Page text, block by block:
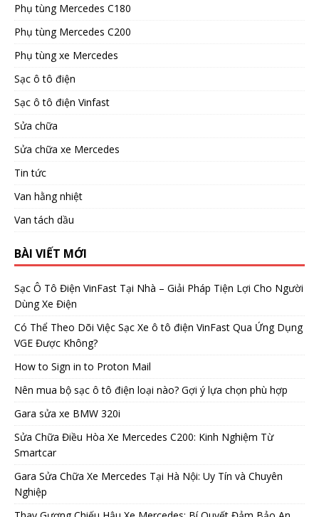
Phụ tùng Mercedes C180
Phụ tùng Mercedes C200
Phụ tùng xe Mercedes
Sạc ô tô điện
Sạc ô tô điện Vinfast
Sửa chữa
Sửa chữa xe Mercedes
Tin tức
Van hằng nhiệt
Van tách dầu
BÀI VIẾT MỚI
Sạc Ô Tô Điện VinFast Tại Nhà – Giải Pháp Tiện Lợi Cho Người
Dùng Xe Điện
Có Thể Theo Dõi Việc Sạc Xe ô tô điện VinFast Qua Ứng Dụng
VGE Được Không?
How to Sign in to Proton Mail
Nên mua bộ sạc ô tô điện loại nào? Gợi ý lựa chọn phù hợp
Gara sửa xe BMW 320i
Sửa Chữa Điều Hòa Xe Mercedes C200: Kinh Nghiệm Từ
Smartcar
Gara Sửa Chữa Xe Mercedes Tại Hà Nội: Uy Tín và Chuyên
Nghiệp